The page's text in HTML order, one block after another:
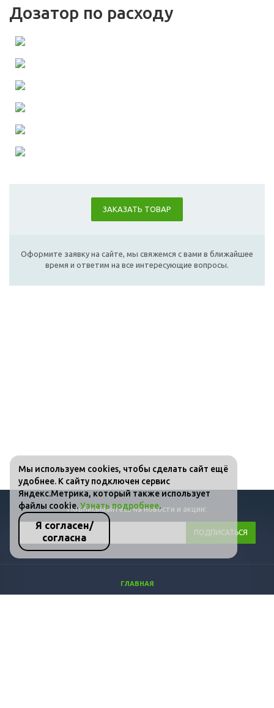
Дозатор по расходу
ЗАКАЗАТЬ ТОВАР
Оформите заявку на сайте, мы свяжемся с вами в ближайшее
время и ответим на все интересующие вопросы.
Подписывайтесь на новости и акции:
ГЛАВНАЯ
Мы используем cookies, чтобы сделать сайт ещё
удобнее. К сайту подключен сервис
Яндекс.Метрика, который также использует
файлы cookie.Узнать подробнее.
Я согласен/
согласна